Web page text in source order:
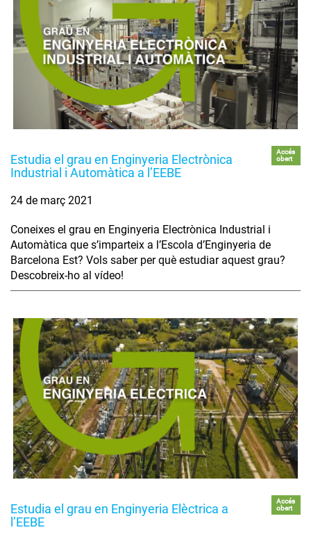
Estudia el grau en Enginyeria Electrònica
Industrial i Automàtica a l’EEBE
Accés
obert
24 de març 2021
Coneixes el grau en Enginyeria Electrònica Industrial i
Automàtica que s’imparteix a l’Escola d’Enginyeria de
Barcelona Est? Vols saber per què estudiar aquest grau?
Descobreix-ho al vídeo!
Estudia el grau en Enginyeria Elèctrica a
l’EEBE
Accés
obert